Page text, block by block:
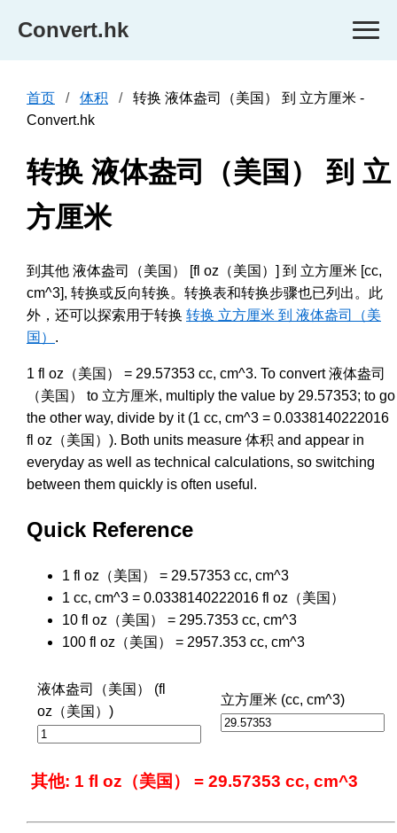
Convert.hk
首页 体积
转换 液体盎司（美国） 到 立方厘米 -
Convert.hk
转换 液体盎司（美国） 到 立
方厘米
到其他 液体盎司（美国） [fl oz（美国）] 到 立方厘米 [cc,
cm^3], 转换或反向转换。转换表和转换步骤也已列出。此
外，还可以探索用于转换 转换 立方厘米 到 液体盎司（美
国） .
1 fl oz（美国） = 29.57353 cc, cm^3. To convert 液体盎司
（美国） to 立方厘米, multiply the value by 29.57353; to go
the other way, divide by it (1 cc, cm^3 = 0.0338140222016
fl oz（美国）). Both units measure 体积 and appear in
everyday as well as technical calculations, so switching
between them quickly is often useful.
Quick Reference
1 fl oz（美国） = 29.57353 cc, cm^3
1 cc, cm^3 = 0.0338140222016 fl oz（美国）
10 fl oz（美国） = 295.7353 cc, cm^3
100 fl oz（美国） = 2957.353 cc, cm^3
液体盎司（美国） (fl
oz（美国）)
立方厘米 (cc, cm^3)
其他: 1 fl oz（美国） = 29.57353 cc, cm^3